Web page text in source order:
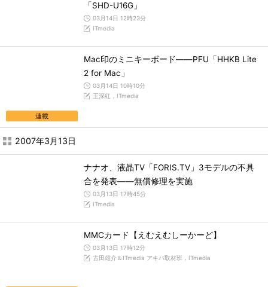
「SHD-U16G」
03月14日 12時23分
ITmedia
連載
Mac印のミニキーボード――PFU「HHKB Lite
2 for Mac」
03月14日 10時10分
王深紅，ITmedia
2007年3月13日
ナナオ、液晶TV「FORIS.TV」3モデルの不具
合を発表――無償修理を実施
03月13日 17時45分
ITmedia
MMCカード【えむえむしーかーど】
03月13日 17時12分
古田雄介＆ITmedia アキバ取材班，ITmedia